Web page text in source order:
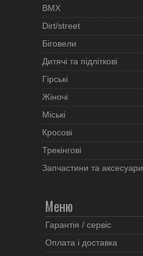
BMX
Dirt/street
Біговели
Дитячі та підліткові
Гірські
Жіночі
Міські
Кросові
Трекінгові
Запчастини та аксесуари
Меню
Гарантія / сервіс
Оплата і доставка